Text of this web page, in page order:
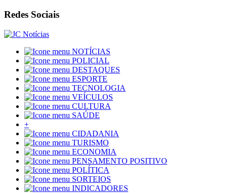
Redes Sociais
NOTÍCIAS
POLICIAL
DESTAQUES
ESPORTE
TECNOLOGIA
VEÍCULOS
CULTURA
SAÚDE
+
CIDADANIA
TURISMO
ECONOMIA
PENSAMENTO POSITIVO
POLÍTICA
SORTEIOS
INDICADORES